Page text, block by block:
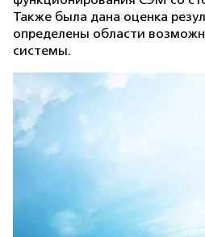
Также была дана оценка
определены области
системы.